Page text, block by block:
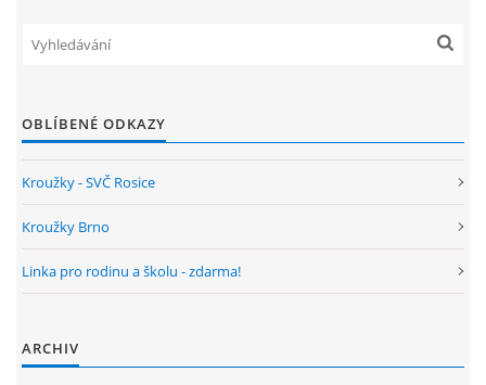
PROJEKTY
FOTOALBUM
ŠKOLNÍ DRUŽINA
ARCHIV
OBLÍBENÉ ODKAZY
Kroužky - SVČ Rosice
Kroužky Brno
Linka pro rodinu a školu - zdarma!
ARCHIV